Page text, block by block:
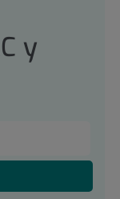
y